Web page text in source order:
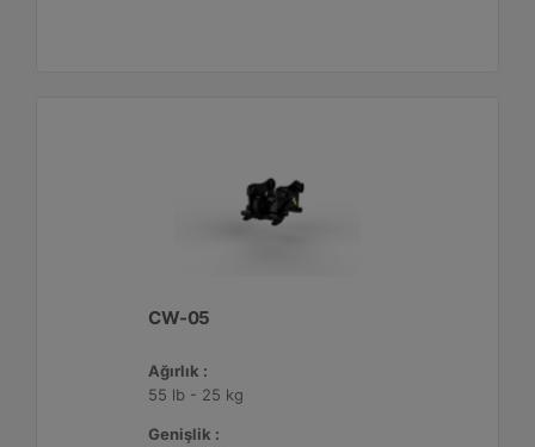
CW-05
Ağırlık :
55 lb - 25 kg
Genişlik :